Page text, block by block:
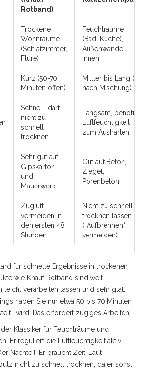
Rotband)
Trockene
Wohnräume
(Schlafzimmer,
Flure)
Feuchträume
(Bad, Küche),
Außenwände
innen
Kurz (50-70
Minuten offen)
Mittler bis Lang (je
nach Mischung)
Schnell, darf
nicht zu
schnell
trocknen
Langsam, benötigt
Luftfeuchtigkeit
zum Aushärten
Sehr gut auf
Gipskarton
und
Mauerwerk
Gut auf Beton,
Ziegel,
Porenbeton
Zugluft
vermeiden in
den ersten 48
Stunden
Nicht zu schnell
trocknen lassen
(„Aufbrennen“
vermeiden)
für schnelle Ergebnisse in trockenen
wie Knauf Rotband sind weit
leicht verarbeiten lassen und sehr glatt
haben Sie nur etwa 50 bis 70 Minuten
wird. Das erfordert zügiges Arbeiten.
Klassiker für Feuchträume und
Er reguliert die Luftfeuchtigkeit aktiv
Nachteil: Er braucht Zeit. Laut
nicht zu schnell trocknen, da er sonst